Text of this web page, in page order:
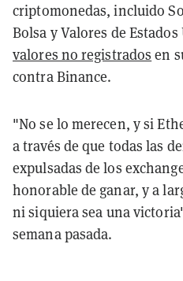
criptomonedas, incluido
Bolsa y Valores de
valores no registrados en
contra Binance.
"No se lo merecen, y si
a través de que todas las
expulsadas de los
honorable de ganar, y a
ni siquiera sea una
semana pasada.